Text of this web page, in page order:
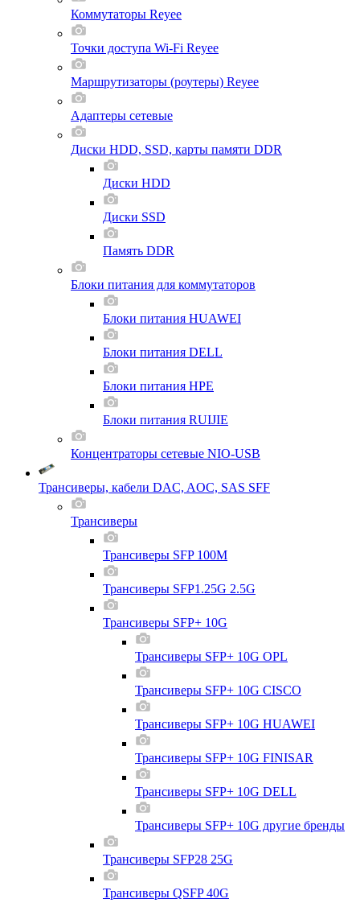
Коммутаторы Reyee
Точки доступа Wi-Fi Reyee
Маршрутизаторы (роутеры) Reyee
Адаптеры сетевые
Диски HDD, SSD, карты памяти DDR
Диски HDD
Диски SSD
Память DDR
Блоки питания для коммутаторов
Блоки питания HUAWEI
Блоки питания DELL
Блоки питания HPE
Блоки питания RUIJIE
Концентраторы сетевые NIO-USB
Трансиверы, кабели DAC, AOC, SAS SFF
Трансиверы
Трансиверы SFP 100M
Трансиверы SFP1.25G 2.5G
Трансиверы SFP+ 10G
Трансиверы SFP+ 10G OPL
Трансиверы SFP+ 10G CISCO
Трансиверы SFP+ 10G HUAWEI
Трансиверы SFP+ 10G FINISAR
Трансиверы SFP+ 10G DELL
Трансиверы SFP+ 10G другие бренды
Трансиверы SFP28 25G
Трансиверы QSFP 40G